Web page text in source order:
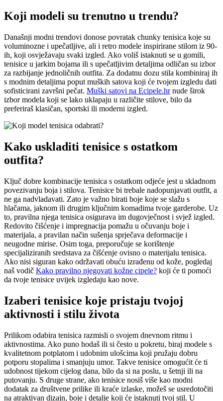
Koji modeli su trenutno u trendu?
Današnji modni trendovi donose povratak chunky tenisica koje su
voluminozne i upečatljive, ali i retro modele inspirirane stilom iz 90-
ih, koji osvježavaju svaki izgled. Ako voliš istaknuti se u gomili,
tenisice u jarkim bojama ili s upečatljivim detaljima odličan su izbor
za razbijanje jednoličnih outfita. Za dodatnu dozu stila kombiniraj ih
s modnim detaljima poput muških satova koji će tvojem izgledu dati
sofisticirani završni pečat. Muški satovi na Ecipele.hrnude širok
izbor modela koji se lako uklapaju u različite stilove, bilo da
preferiraš klasičan, sportski ili moderni izgled.
Kako uskladiti tenisice s ostatkom
outfita?
Ključ dobre kombinacije tenisica s ostatkom odjeće jest u skladnom
povezivanju boja i stilova. Tenisice bi trebale nadopunjavati outfit, a
ne ga nadvladavati. Zato je važno birati boje koje se slažu s
hlačama, jaknom ili drugim ključnim komadima tvoje garderobe. Uz
to, pravilna njega tenisica osigurava im dugovječnost i svjež izgled.
Redovito čišćenje i impregnacija pomažu u očuvanju boje i
materijala, a pravilan način sušenja sprječava deformacije i
neugodne mirise. Osim toga, preporučuje se korištenje
specijaliziranih sredstava za čišćenje ovisno o materijalu tenisica.
Ako nisi siguran kako održavati obuću izrađenu od kože, pogledaj
naš vodič Kako pravilno njegovati kožne cipele? koji će ti pomoći
da tvoje tenisice uvijek izgledaju kao nove.
Izaberi tenisice koje pristaju tvojoj
aktivnosti i stilu života
Prilikom odabira tenisica razmisli o svojem dnevnom ritmu i
aktivnostima. Ako puno hodaš ili si često u pokretu, biraj modele s
kvalitetnom potplatom i udobnim ulošcima koji pružaju dobru
potporu stopalima i smanjuju umor. Takve tenisice omogućit će ti
udobnost tijekom cijelog dana, bilo da si na poslu, u šetnji ili na
putovanju. S druge strane, ako tenisice nosiš više kao modni
dodatak za društvene prilike ili kraće izlaske, možeš se usredotočiti
na atraktivan dizajn, boje i detalje koji će istaknuti tvoj stil. U